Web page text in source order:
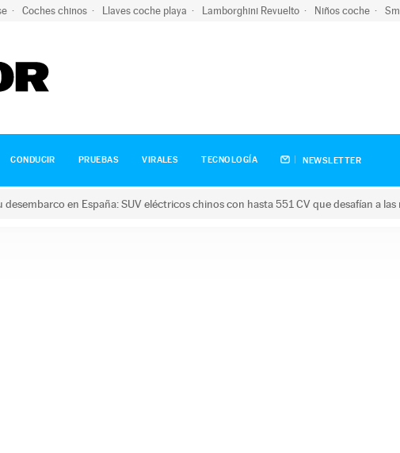
Coches chinos Llaves coche playa Lamborghini Revuelto Niños coche
CONDUCIR PRUEBAS VIRALES TECNOLOGÍA NEWSLETTER
desembarco en España: SUV eléctricos chinos con hasta 551 CV que desafían a